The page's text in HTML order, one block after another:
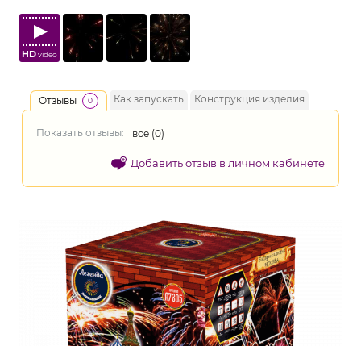
HDvideo
Отзывы 0 Как запускать Конструкция изделия
Показать отзывы: все (0)
Добавить отзыв в личном кабинете